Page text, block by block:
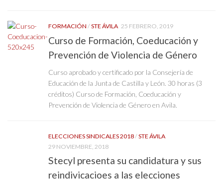
FORMACIÓN /STE ÁVILA 25 FEBRERO, 2019
Curso de Formación, Coeducación y
Prevención de Violencia de Género
Curso aprobado y certificado por la Consejería de
Educación de la Junta de Castilla y León. 30 horas (3
créditos) Curso de Formación, Coeducación y
Prevención de Violencia de Género en Avila.
ELECCIONES SINDICALES 2018/STE ÁVILA
29 NOVIEMBRE, 2018
Stecyl presenta su candidatura y sus
reindivicacioes a las elecciones